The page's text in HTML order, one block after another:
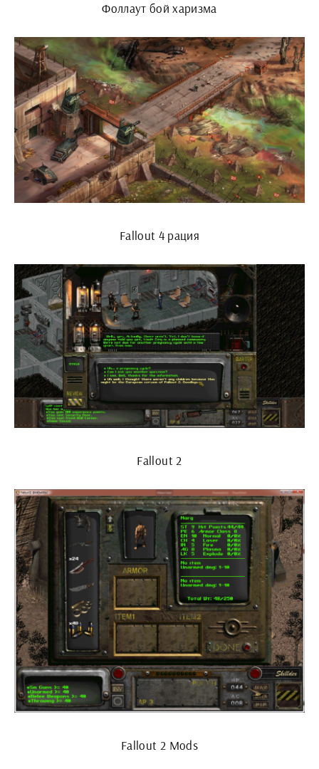
Фоллаут бой харизма
Fallout 4 рация
Fallout 2
Fallout 2 Mods